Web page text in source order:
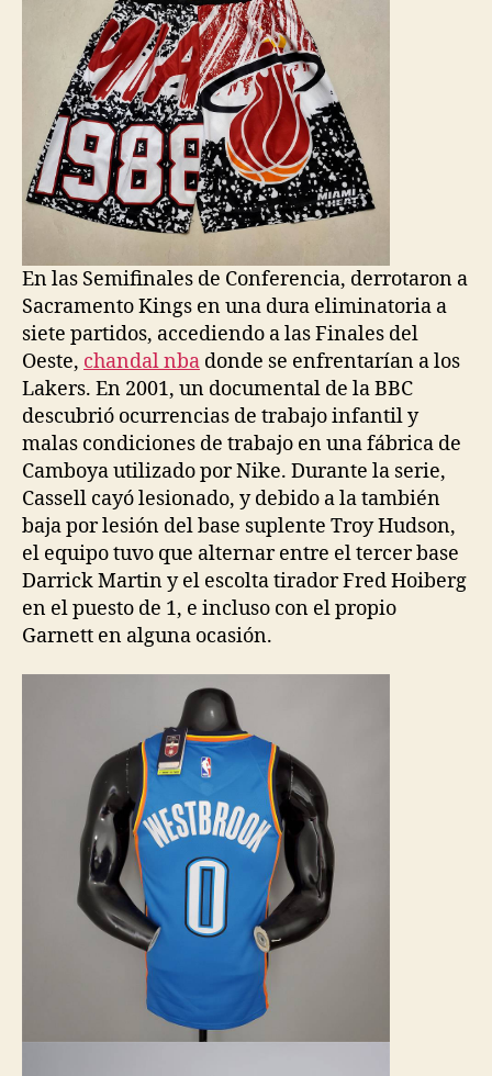
En las Semifinales de Conferencia, derrotaron a
Sacramento Kings en una dura eliminatoria a
siete partidos, accediendo a las Finales del
Oeste, chandal nba donde se enfrentarían a los
Lakers. En 2001, un documental de la BBC
descubrió ocurrencias de trabajo infantil y
malas condiciones de trabajo en una fábrica de
Camboya utilizado por Nike. Durante la serie,
Cassell cayó lesionado, y debido a la también
baja por lesión del base suplente Troy Hudson,
el equipo tuvo que alternar entre el tercer base
Darrick Martin y el escolta tirador Fred Hoiberg
en el puesto de 1, e incluso con el propio
Garnett en alguna ocasión.